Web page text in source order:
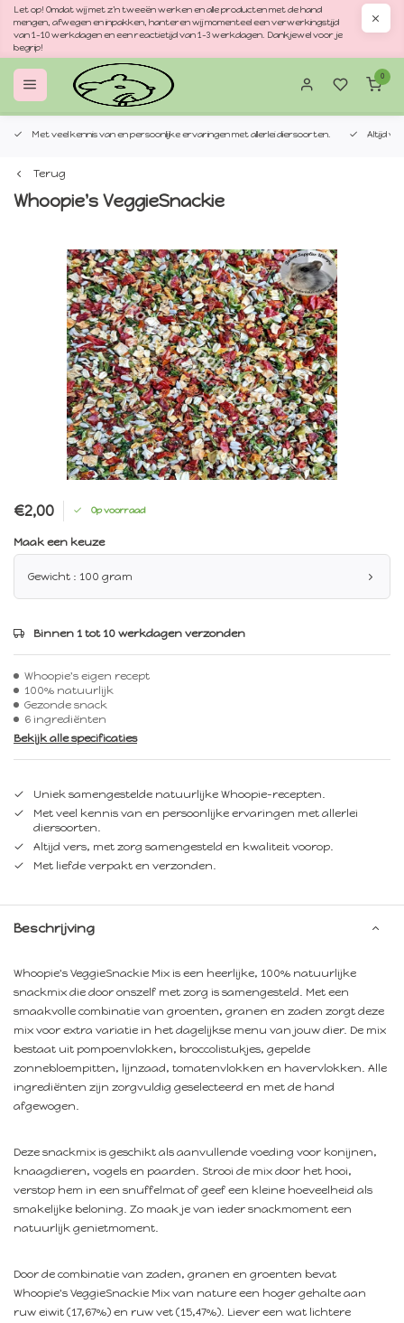
Let op! Omdat wij met z'n tweeën werken en alle producten met de hand
mengen, afwegen en inpakken, hanteren wij momenteel een verwerkingstijd
van 1–10 werkdagen en een reactietijd van 1–3 werkdagen. Dankjewel voor je
begrip!
0
Met veel kennis van en persoonlijke ervaringen met allerlei diersoorten. Altijd
Terug
Whoopie's VeggieSnackie
€2,00 Op voorraad
Maak een keuze
Gewicht : 100 gram
Binnen 1 tot 10 werkdagen verzonden
Whoopie's eigen recept
100% natuurlijk
Gezonde snack
6 ingrediënten
Bekijk alle specificaties
Uniek samengestelde natuurlijke Whoopie-recepten.
Met veel kennis van en persoonlijke ervaringen met allerlei
diersoorten.
Altijd vers, met zorg samengesteld en kwaliteit voorop.
Met liefde verpakt en verzonden.
Beschrijving
Whoopie's VeggieSnackie Mix is een heerlijke, 100% natuurlijke
snackmix die door onszelf met zorg is samengesteld. Met een
smaakvolle combinatie van groenten, granen en zaden zorgt deze
mix voor extra variatie in het dagelijkse menu van jouw dier. De mix
bestaat uit pompoenvlokken, broccolistukjes, gepelde
zonnebloempitten, lijnzaad, tomatenvlokken en havervlokken. Alle
ingrediënten zijn zorgvuldig geselecteerd en met de hand
afgewogen.
Deze snackmix is geschikt als aanvullende voeding voor konijnen,
knaagdieren, vogels en paarden. Strooi de mix door het hooi,
verstop hem in een snuffelmat of geef een kleine hoeveelheid als
smakelijke beloning. Zo maak je van ieder snackmoment een
natuurlijk genietmoment.
Door de combinatie van zaden, granen en groenten bevat
Whoopie's VeggieSnackie Mix van nature een hoger gehalte aan
ruw eiwit (17,67%) en ruw vet (15,47%). Liever een wat lichtere